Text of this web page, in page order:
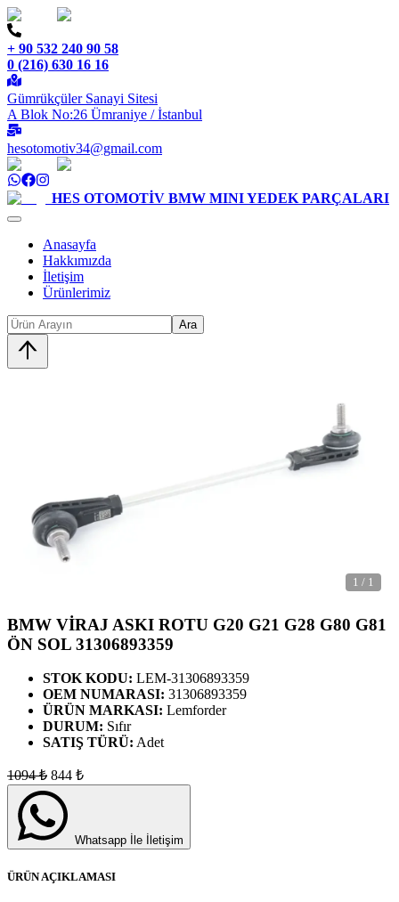
+ 90 532 240 90 58
0 (216) 630 16 16
Gümrükçüler Sanayi Sitesi
A Blok No:26 Ümraniye / İstanbul
hesotomotiv34@gmail.com
HES OTOMOTİV BMW MINI YEDEK PARÇALARI
Anasayfa
Hakkımızda
İletişim
Ürünlerimiz
Ara
1 / 1
BMW VİRAJ ASKI ROTU G20 G21 G28 G80 G81
ÖN SOL 31306893359
STOK KODU: LEM-31306893359
OEM NUMARASI: 31306893359
ÜRÜN MARKASI: Lemforder
DURUM: Sıfır
SATIŞ TÜRÜ: Adet
1094₺ 844 ₺
Whatsapp İle İletişim
ÜRÜN AÇIKLAMASI